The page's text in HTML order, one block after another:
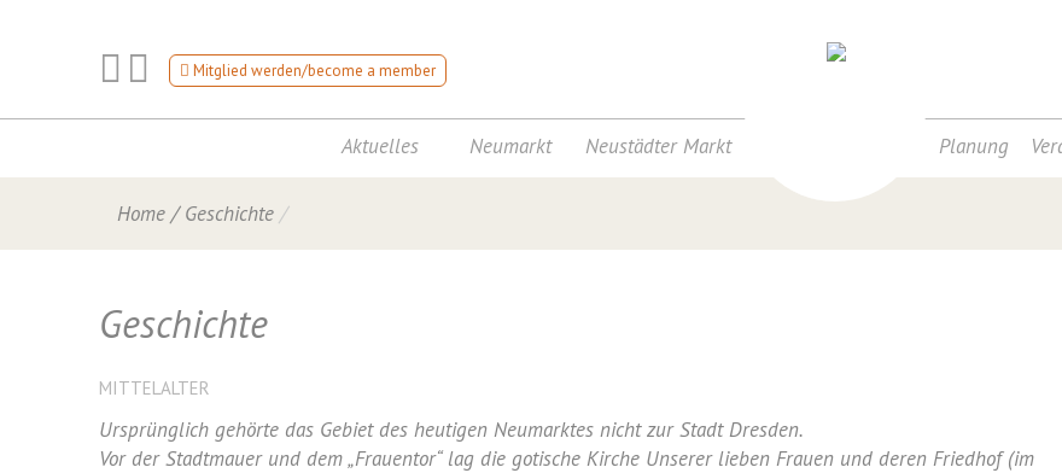
Mitglied werden/become a member
Aktuelles Neumarkt Neustädter Markt Planung
Home / Geschichte
Geschichte
MITTELALTER
Ursprünglich gehörte das Gebiet des heutigen Neumarktes nicht zur Stadt Dresden.
Vor der Stadtmauer und dem „Frauentor“ lag die gotische Kirche Unserer lieben Frauen und deren Friedhof (im